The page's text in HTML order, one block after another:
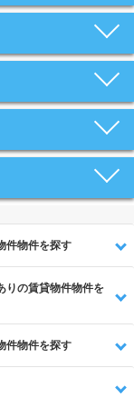
件物件を探す
りの賃貸物件物件を
件物件を探す